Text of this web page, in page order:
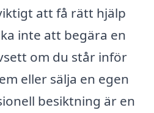
att få rätt hjälp
inte att begära en
om du står inför
eller sälja en egen
besiktning är en